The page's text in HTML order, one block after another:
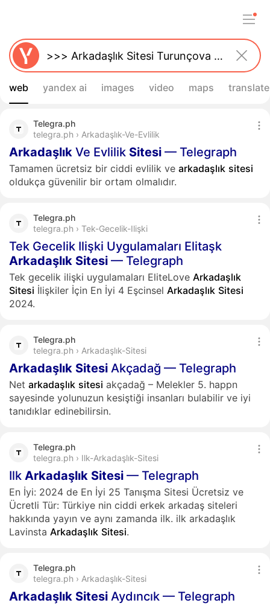
web yandex ai images video maps translate
Telegra.ph
telegra.ph › Arkadaşlık-Ve-Evlilik
Arkadaşlık Ve Evlilik Sitesi — Telegraph
Tamamen ücretsiz bir ciddi evlilik ve arkadaşlık sitesi
oldukça güvenilir bir ortam olmalıdır.
Telegra.ph
telegra.ph › Tek-Gecelik-Ilişki
Tek Gecelik Ilişki Uygulamaları Elitaşk
Arkadaşlık Sitesi — Telegraph
Tek gecelik ilişki uygulamaları EliteLove Arkadaşlık
Sitesi İlişkiler İçin En İyi 4 Eşcinsel Arkadaşlık Sitesi
2024.
Telegra.ph
telegra.ph › Arkadaşlık-Sitesi
Arkadaşlık Sitesi Akçadağ — Telegraph
Net arkadaşlık sitesi akçadağ – Melekler 5. happn
sayesinde yolunuzun kesiştiği insanları bulabilir ve iyi
tanıdıklar edinebilirsin.
Telegra.ph
telegra.ph › Ilk-Arkadaşlık-Sitesi
Ilk Arkadaşlık Sitesi — Telegraph
En İyi: 2024 de En İyi 25 Tanışma Sitesi Ücretsiz ve
Ücretli Tür: Türkiye nin ciddi erkek arkadaş siteleri
hakkında yayın ve aynı zamanda ilk. ilk arkadaşlık
Lavinsta Arkadaşlık Sitesi.
Telegra.ph
telegra.ph › Arkadaşlık-Sitesi
Arkadaşlık Sitesi Aydıncık — Telegraph